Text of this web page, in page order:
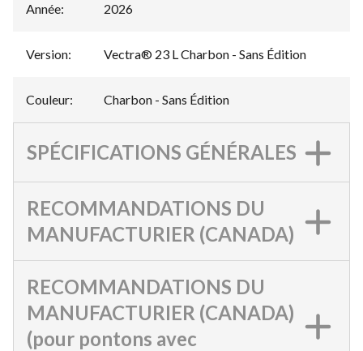
Année: 2026
Version: Vectra® 23 L Charbon - Sans Édition
Couleur: Charbon - Sans Édition
SPÉCIFICATIONS GÉNÉRALES
RECOMMANDATIONS DU
MANUFACTURIER (CANADA)
RECOMMANDATIONS DU
MANUFACTURIER (CANADA)
(pour pontons avec